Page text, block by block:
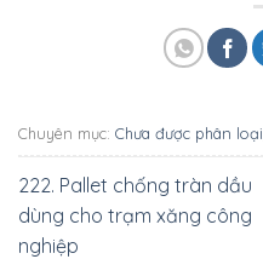
Chuyên mục: Chưa được phân loại
222. Pallet chống tràn dầu
dùng cho trạm xăng công
nghiệp